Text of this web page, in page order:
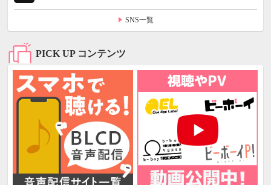
SNS一覧
PICK UP コンテンツ